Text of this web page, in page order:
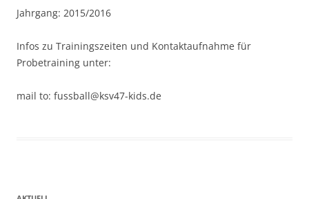
Jahrgang: 2015/2016
Infos zu Trainingszeiten und Kontaktaufnahme für
Probetraining unter:
mail to: fussball@ksv47-kids.de